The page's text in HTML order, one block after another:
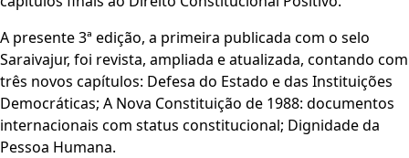
A presente 3ª edição, a primeira publicada com o selo
Saraivajur, foi revista, ampliada e atualizada, contando com
três novos capítulos: Defesa do Estado e das Instituições
Democráticas; A Nova Constituição de 1988: documentos
internacionais com status constitucional; Dignidade da
Pessoa Humana.